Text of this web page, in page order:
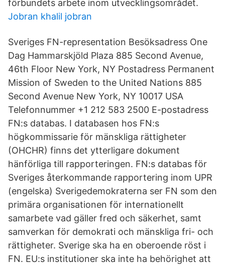
förbundets arbete inom utvecklingsområdet.
Jobran khalil jobran
Sveriges FN-representation Besöksadress One
Dag Hammarskjöld Plaza 885 Second Avenue,
46th Floor New York, NY Postadress Permanent
Mission of Sweden to the United Nations 885
Second Avenue New York, NY 10017 USA
Telefonnummer +1 212 583 2500 E-postadress
FN:s databas. I databasen hos FN:s
högkommissarie för mänskliga rättigheter
(OHCHR) finns det ytterligare dokument
hänförliga till rapporteringen. FN:s databas för
Sveriges återkommande rapportering inom UPR
(engelska) Sverigedemokraterna ser FN som den
primära organisationen för internationellt
samarbete vad gäller fred och säkerhet, samt
samverkan för demokrati och mänskliga fri- och
rättigheter. Sverige ska ha en oberoende röst i
FN. EU:s institutioner ska inte ha behörighet att